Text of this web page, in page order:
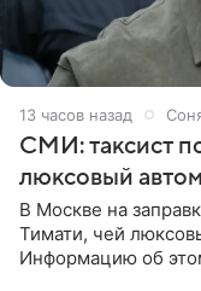
13 часов назад
СМИ: таксист
люксовый
В Москве на
Тимати, чей
Информацию об